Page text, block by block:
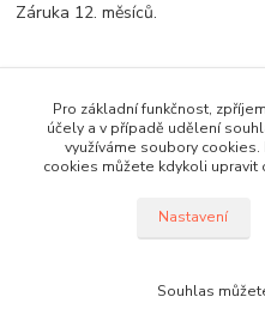
Záruka 12. měsíců.
Zboží zařazeno v
DJI - Phantom 3
Pro základní funkčnost,
účely a v případě udělení
využíváme soubory
cookies můžete kdykoli upravit
Nastavení
Souhlas